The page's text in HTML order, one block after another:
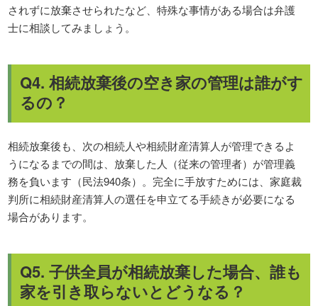
されずに放棄させられたなど、特殊な事情がある場合は弁護
士に相談してみましょう。
Q4. 相続放棄後の空き家の管理は誰がす
るの？
相続放棄後も、次の相続人や相続財産清算人が管理できるよ
うになるまでの間は、放棄した人（従来の管理者）が管理義
務を負います（民法940条）。完全に手放すためには、家庭裁
判所に相続財産清算人の選任を申立てる手続きが必要になる
場合があります。
Q5. 子供全員が相続放棄した場合、誰も
家を引き取らないとどうなる？